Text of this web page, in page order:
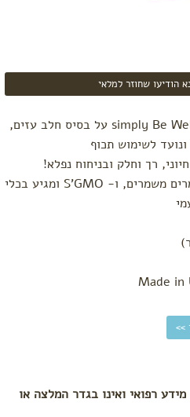
הודיעו שחוזר למלאי
סבון ידיים נוזלי של המותג simply Be Well על בסיס חלב עזים,
לשימוש תכוף
רך וחלק ובניחוח נפלא!
הסבון אינו מכיל פרבנים, חומרים משמרים, ו- S’GMO ומגיע בכלי
>>
רפואי ואינו בגדר המלצה או